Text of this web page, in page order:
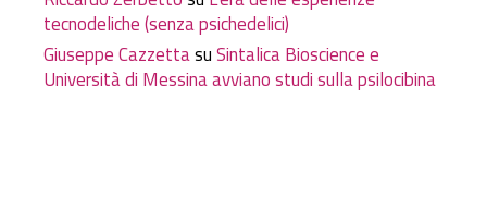
tecnodeliche (senza psichedelici)
Giuseppe CazzettasuSintalica Bioscience e
Università di Messina avviano studi sulla psilocibina